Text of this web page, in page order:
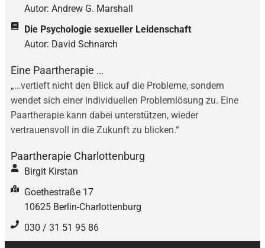
Autor: Andrew G. Marshall
Die Psychologie sexueller Leidenschaft
Autor: David Schnarch
Eine Paartherapie …
„…vertieft nicht den Blick auf die Probleme, sondern
wendet sich einer individuellen Problemlösung zu. Eine
Paartherapie kann dabei unterstützen, wieder
vertrauensvoll in die Zukunft zu blicken.“
Paartherapie Charlottenburg
Birgit Kirstan
Goethestraße 17
10625 Berlin-Charlottenburg
030 / 31 51 95 86